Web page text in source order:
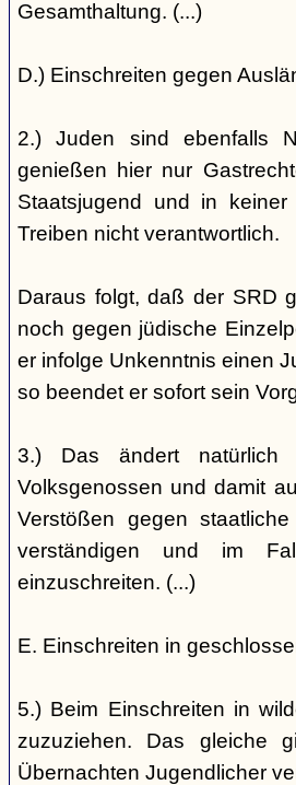
Gesamthaltung. (...)
D.) Einschreiten gegen
2.) Juden sind ebenfalls
genießen hier nur
Staatsjugend und in
Treiben nicht verantwortlich.
Daraus folgt, daß der SRD
noch gegen jüdische
er infolge Unkenntnis einen
so beendet er sofort sein
3.) Das ändert natürlich
Volksgenossen und damit
Verstößen gegen
verständigen und im
einzuschreiten. (...)
E. Einschreiten in
5.) Beim Einschreiten in
zuzuziehen. Das gleiche
Übernachten Jugendlicher